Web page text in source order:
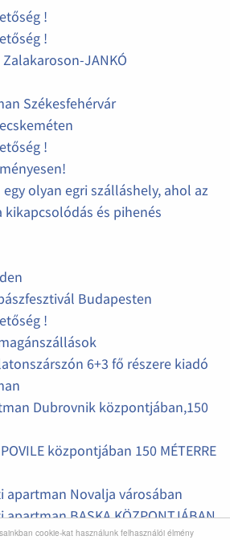
cookie-kat használunk felhasználói élmény
!
!
JANKÓ
Székesfehérvár
!
olyan egri szálláshely, ahol az
és pihenés
Budapesten
!
6+3 fő részere kiadó
Dubrovnik központjában,150
központjában 150 MÉTERRE
apartman Novalja városában
apartman BASKA KÖZPONTJÁBAN